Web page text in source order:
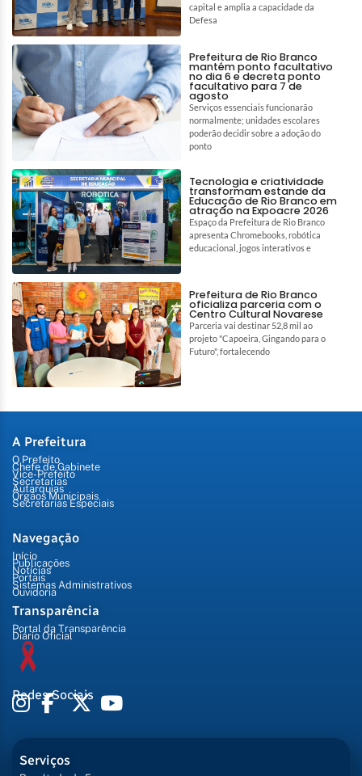
capital e amplia a capacidade da
Defesa
Prefeitura de Rio Branco
mantém ponto facultativo
no dia 6 e decreta ponto
facultativo para 7 de
agosto
Serviços essenciais funcionarão
normalmente; unidades escolares
poderão decidir sobre a adoção do
ponto
Tecnologia e criatividade
transformam estande da
Educação de Rio Branco em
atração na Expoacre 2026
Espaço da Prefeitura de Rio Branco
apresenta Chromebooks, robótica
educacional, jogos interativos e
Prefeitura de Rio Branco
oficializa parceria com o
Centro Cultural Novarese
Parceria vai destinar 52,8 mil ao
projeto "Capoeira, Gingando para o
Futuro", fortalecendo
A Prefeitura
O Prefeito
Chefe de Gabinete
Vice-Prefeito
Secretarias
Autarquias
Órgãos Municipais
Secretarias Especiais
Navegação
Início
Publicações
Notícias
Portais
Sistemas Administrativos
Ouvidoria
Transparência
Portal da Transparência
Diário Oficial
Redes Sociais
Serviços